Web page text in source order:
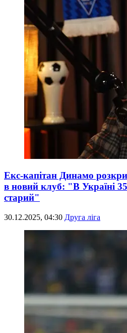
Екс-капітан Динамо
в новий клуб: "В Україні
старий"
30.12.2025, 04:30 Друга ліга